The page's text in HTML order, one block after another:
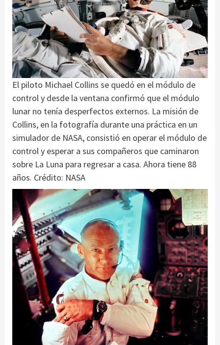
El piloto Michael Collins se quedó en el módulo de
control y desde la ventana confirmó que el módulo
lunar no tenía desperfectos externos. La misión de
Collins, en la fotografía durante una práctica en un
simulador de NASA, consistió en operar el módulo de
control y esperar a sus compañeros que caminaron
sobre La Luna para regresar a casa. Ahora tiene 88
años. Crédito: NASA